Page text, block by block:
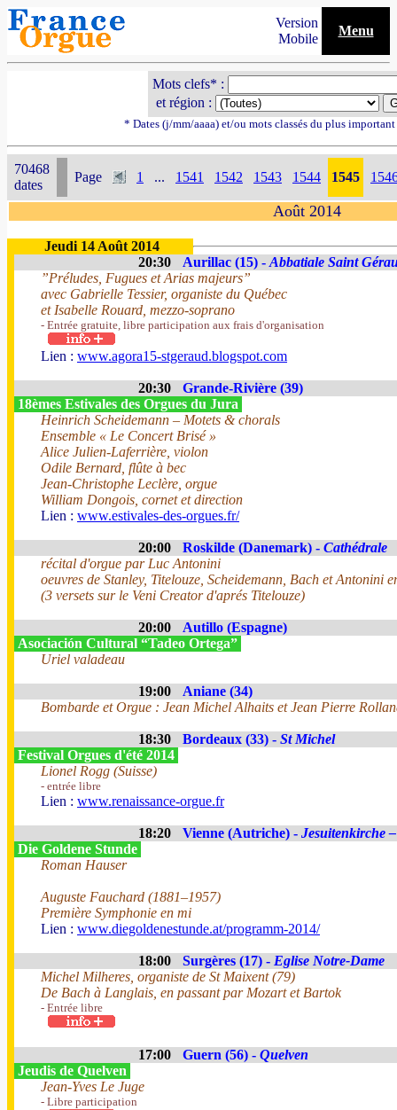
Version
Mobile
Menu
Mots clefs* :
et région :
* Dates (j/mm/aaaa) et/ou mots classés du plus
70468
dates
Page 1 ... 1541 1542 1543 1544 1545
Août 2014
Jeudi 14 Août 2014
20:30
Aurillac (15) - Abbatiale Saint
”Préludes, Fugues et Arias majeurs”
avec Gabrielle Tessier, organiste du Québec
et Isabelle Rouard, mezzo-soprano
- Entrée gratuite, libre participation aux frais d'organisation
Lien : www.agora15-stgeraud.blogspot.com
20:30
Grande-Rivière (39)
18èmes Estivales des Orgues du Jura
Heinrich Scheidemann – Motets & chorals
Ensemble « Le Concert Brisé »
Alice Julien-Laferrière, violon
Odile Bernard, flûte à bec
Jean-Christophe Leclère, orgue
William Dongois, cornet et direction
Lien : www.estivales-des-orgues.fr/
20:00 Roskilde (Danemark) - Cathédrale
récital d'orgue par Luc Antonini
oeuvres de Stanley, Titelouze, Scheidemann, Bach et Antonini
(3 versets sur le Veni Creator d'aprés Titelouze)
20:00
Autillo (Espagne)
Asociación Cultural “Tadeo Ortega”
Uriel valadeau
19:00
Aniane (34)
Bombarde et Orgue : Jean Michel Alhaits et Jean Pierre
18:30 Bordeaux (33) - St Michel
Festival Orgues d'été 2014
Lionel Rogg (Suisse)
- entrée libre
Lien : www.renaissance-orgue.fr
18:20 Vienne (Autriche) - Jesuitenkirche
Die Goldene Stunde
Roman Hauser
Auguste Fauchard (1881–1957)
Première Symphonie en mi
Lien : www.diegoldenestunde.at/programm-2014/
18:00 Surgères (17) - Eglise Notre-Dame
Michel Milheres, organiste de St Maixent (79)
De Bach à Langlais, en passant par Mozart et Bartok
- Entrée libre
17:00 Guern (56) - Quelven
Jeudis de Quelven
Jean-Yves Le Juge
- Libre participation